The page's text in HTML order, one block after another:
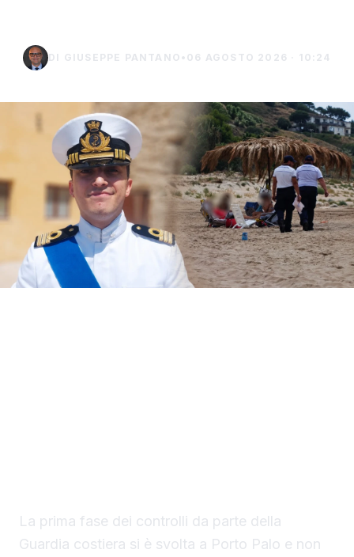
DI GIUSEPPE PANTANO • 06 AGOSTO 2026 · 10:24
La prima fase dei controlli da parte della
Guardia costiera si è svolta a Porto Palo e non